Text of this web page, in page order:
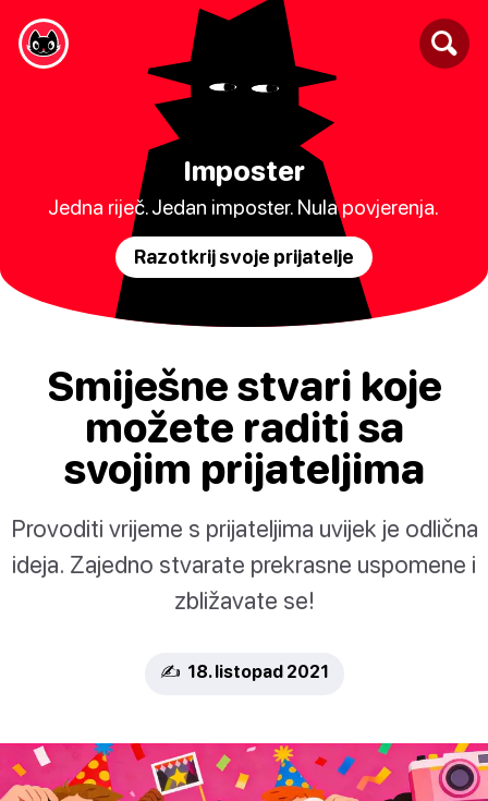
Imposter
Jedna riječ. Jedan imposter. Nula povjerenja.
Razotkrij svoje prijatelje
Smiješne stvari koje
možete raditi sa
svojim prijateljima
Provoditi vrijeme s prijateljima uvijek je odlična
ideja. Zajedno stvarate prekrasne uspomene i
zbližavate se!
✍️ 18. listopad 2021